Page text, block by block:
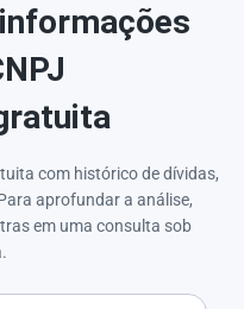
com histórico de dívidas,
aprofundar a análise,
em uma consulta sob